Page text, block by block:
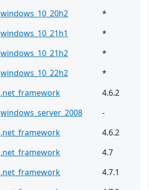
windows_10_20h2
*
windows_10_21h1
*
windows_10_21h2
*
windows_10_22h2
*
.net_framework
4.6.2
windows_server_2008
-
.net_framework
4.6.2
.net_framework
4.7
.net_framework
4.7.1